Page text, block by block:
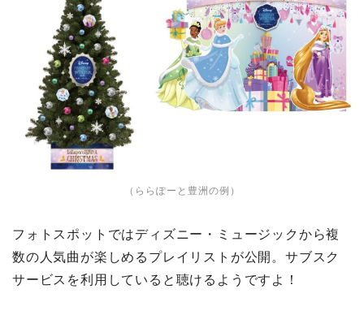
（ららぽーと豊洲の例）
フォトスポットではディズニー・ミュージックから複
数の人気曲が楽しめるプレイリストが公開。サブスク
サービスを利用していると聴けるようですよ！